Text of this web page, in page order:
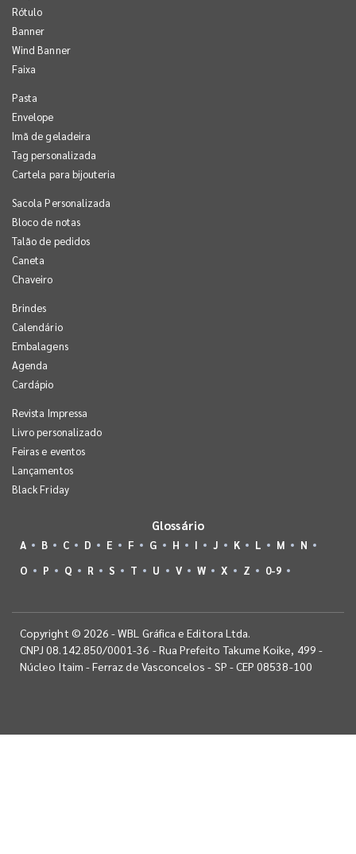
Rótulo
Banner
Wind Banner
Faixa
Pasta
Envelope
Imã de geladeira
Tag personalizada
Cartela para bijouteria
Sacola Personalizada
Bloco de notas
Talão de pedidos
Caneta
Chaveiro
Brindes
Calendário
Embalagens
Agenda
Cardápio
Revista Impressa
Livro personalizado
Feiras e eventos
Lançamentos
Black Friday
Glossário
A B C D E F G H I J K L M
N
O
P Q R S T U V W X Z 0-9
Copyright © 2026 - WBL Gráfica e Editora Ltda.
CNPJ 08.142.850/0001-36 - Rua Prefeito Takume Koike, 499 -
Núcleo Itaim - Ferraz de Vasconcelos - SP - CEP 08538-100